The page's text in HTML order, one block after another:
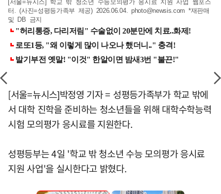
[서울=뉴시스] 학교 밖 청소년 수능모의평가 응시료 지원 사업 웹포스
터. (사진=성평등가족부 제공) 2026.06.04. photo@newsis.com *재판매
및 DB 금지
[서울=뉴시스]박정영 기자 = 성평등가족부가 학교 밖에
서 대학 진학을 준비하는 청소년들을 위해 대학수학능력
시험 모의평가 응시료를 지원한다.
성평등부는 4일 '학교 밖 청소년 수능 모의평가 응시료
지원 사업'을 실시한다고 밝혔다.